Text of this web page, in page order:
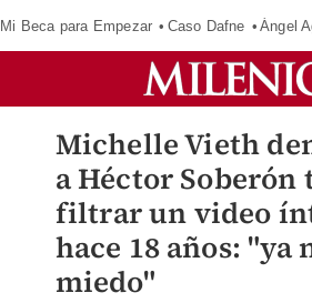
Mi Beca para Empezar Caso Dafne Ángel
Michelle Vieth
a Héctor Soberón
filtrar un video
hace 18 años: "ya
miedo"